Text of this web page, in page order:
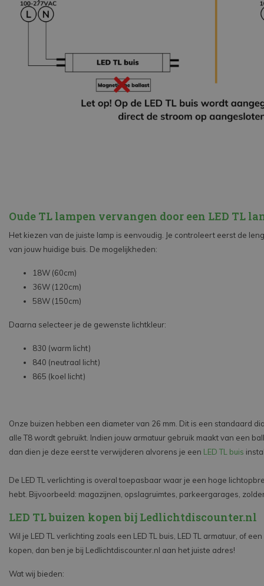
Oude TL lampen vervangen door een LED TL
Het kiezen van de juiste lamp is eenvoudig. Je controleert eerst de
van jouw huidige buis. De mogelijkheden:
18W (60cm)
36W (120cm)
58W (150cm)
Daarna selecteer je de gewenste lichtkleur:
830 (warm licht)
840 (neutraal licht)
865 (koel licht)
Onze buizen hebben een diameter van 26 mm. Dit is een standaard
alle T8 wordt gebruikt. Indien jouw armatuur gebruik maakt van een
dan dien je deze eerst te verwijderen alvorens je een LED TL buis
De LED TL verlichting is overal toepasbaar waar je een hoge
hebt. Bijvoorbeeld: magazijnen, opslagruimtes, parkeergarages,
LED TL buizen kopen bij Ledlichtdiscounter.nl
Wil je LED TL verlichting zoals een LED TL buis, LED TL armatuur, of een
kopen, dan ben je bij Ledlichtdiscounter.nl aan het juiste adres!
Wat wij bieden: